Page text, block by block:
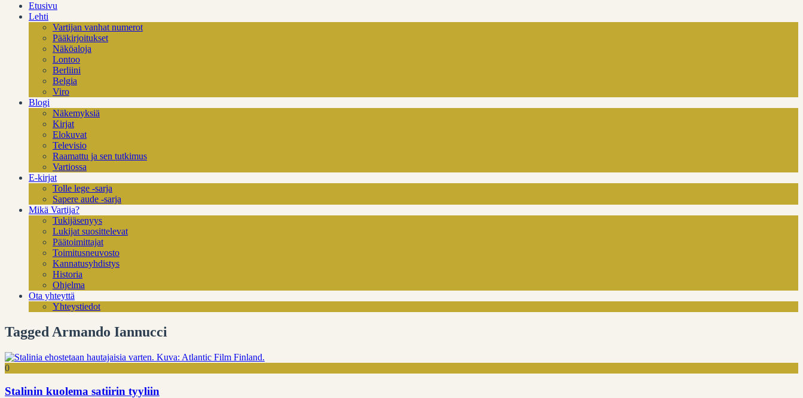
Etusivu
Lehti
Vartijan vanhat numerot
Pääkirjoitukset
Näköaloja
Lontoo
Berliini
Belgia
Viro
Blogi
Näkemyksiä
Kirjat
Elokuvat
Televisio
Raamattu ja sen tutkimus
Vartiossa
E-kirjat
Tolle lege -sarja
Sapere aude -sarja
Mikä Vartija?
Tukijäsenyys
Lukijat suosittelevat
Päätoimittajat
Toimitusneuvosto
Kannatusyhdistys
Historia
Ohjelma
Ota yhteyttä
Yhteystiedot
Tagged Armando Iannucci
0
Stalinin kuolema satiirin tyyliin